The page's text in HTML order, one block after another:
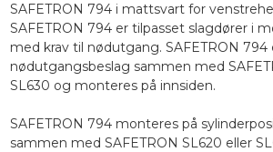
SAFETRON 794 i mattsvart for
SAFETRON 794 er tilpasset slagdører i
med krav til nødutgang. SAFETRON
nødutgangsbeslag sammen med
SL630 og monteres på innsiden.
SAFETRON 794 monteres på
sammen med SAFETRON SL620 eller